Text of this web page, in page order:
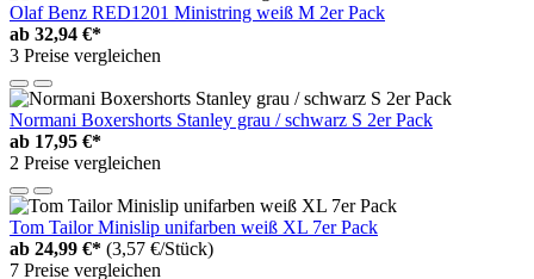
Olaf Benz RED1201 Ministring weiß M 2er Pack
ab 32,94 €*
3 Preise vergleichen
Normani Boxershorts Stanley grau / schwarz S 2er Pack
ab 17,95 €*
2 Preise vergleichen
Tom Tailor Minislip unifarben weiß XL 7er Pack
ab 24,99 €* (3,57 €/Stück)
7 Preise vergleichen